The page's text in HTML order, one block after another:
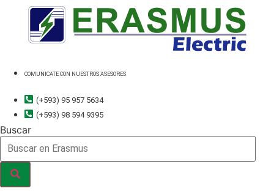
contenido
COMUNICATE CON NUESTROS ASESORES
(+593) 95 957 5634
(+593) 98 594 9395
Buscar